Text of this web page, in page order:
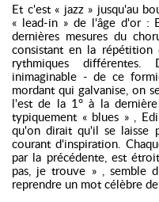
Et c'est « jazz » jusqu'au
« lead-in » de l'âge d'or :
dernières mesures du
consistant en la répétition
rythmiques
inimaginable - de ce
mordant qui galvanise, on
l'est de la 1° à la
typiquement « blues » ,
qu'on dirait qu'il se laisse
courant d'inspiration.
par la précédente, est
pas, je trouve » , semble
reprendre un mot célèbre de